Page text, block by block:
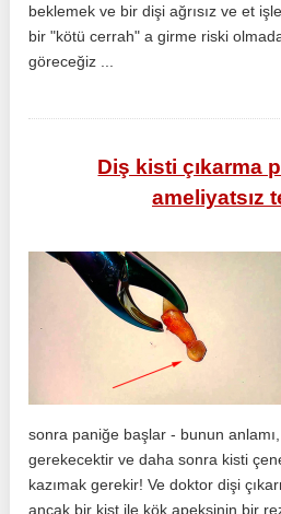
beklemek ve bir dişi ağrısız ve et
bir "kötü cerrah" a girme riski
göreceğiz ...
Diş kisti çıkarma
ameliyatsız
sonra paniğe başlar - bunun anlamı,
gerekecektir ve daha sonra kisti
kazımak gerekir! Ve doktor dişi
ancak bir kist ile kök apeksinin bir